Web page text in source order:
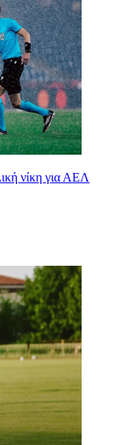
νίκη για ΑΕΛ